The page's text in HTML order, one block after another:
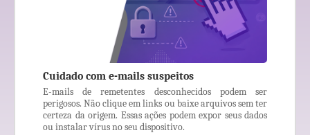
Cuidado com e-mails suspeitos
E-mails de remetentes desconhecidos podem ser
perigosos. Não clique em links ou baixe arquivos sem ter
certeza da origem. Essas ações podem expor seus dados
ou instalar vírus no seu dispositivo.